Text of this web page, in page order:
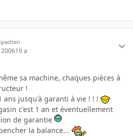
19 a
sa machine, chaques pièces à
!
jusqu'à garanti à vie ! ! !
c'est 1 an et éventuellement
de garantie
la balance...